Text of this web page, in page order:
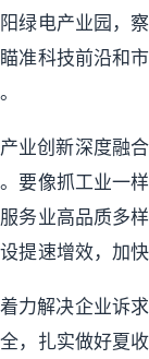
绿电产业园，
准科技前沿和
业创新深度融
要像抓工业一
务业高品质多
提速增效，加快
力解决企业诉
，扎实做好夏